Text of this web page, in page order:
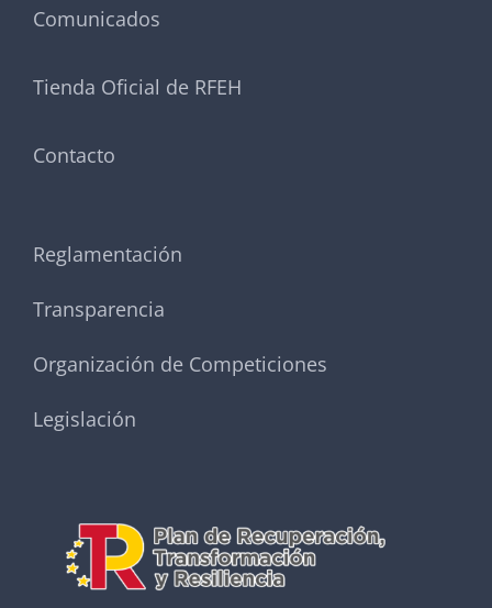
Comunicados
Tienda Oficial de RFEH
Contacto
Reglamentación
Transparencia
Organización de Competiciones
Legislación